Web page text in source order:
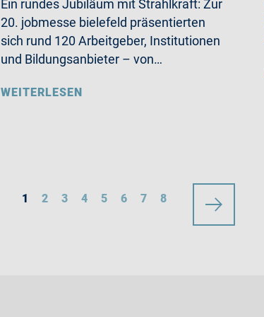
Ein rundes Jubiläum mit Strahlkraft: Zur
20. jobmesse bielefeld präsentierten
sich rund 120 Arbeitgeber, Institutionen
und Bildungsanbieter – von…
WEITERLESEN
1 2 3 4 5 6 7 8